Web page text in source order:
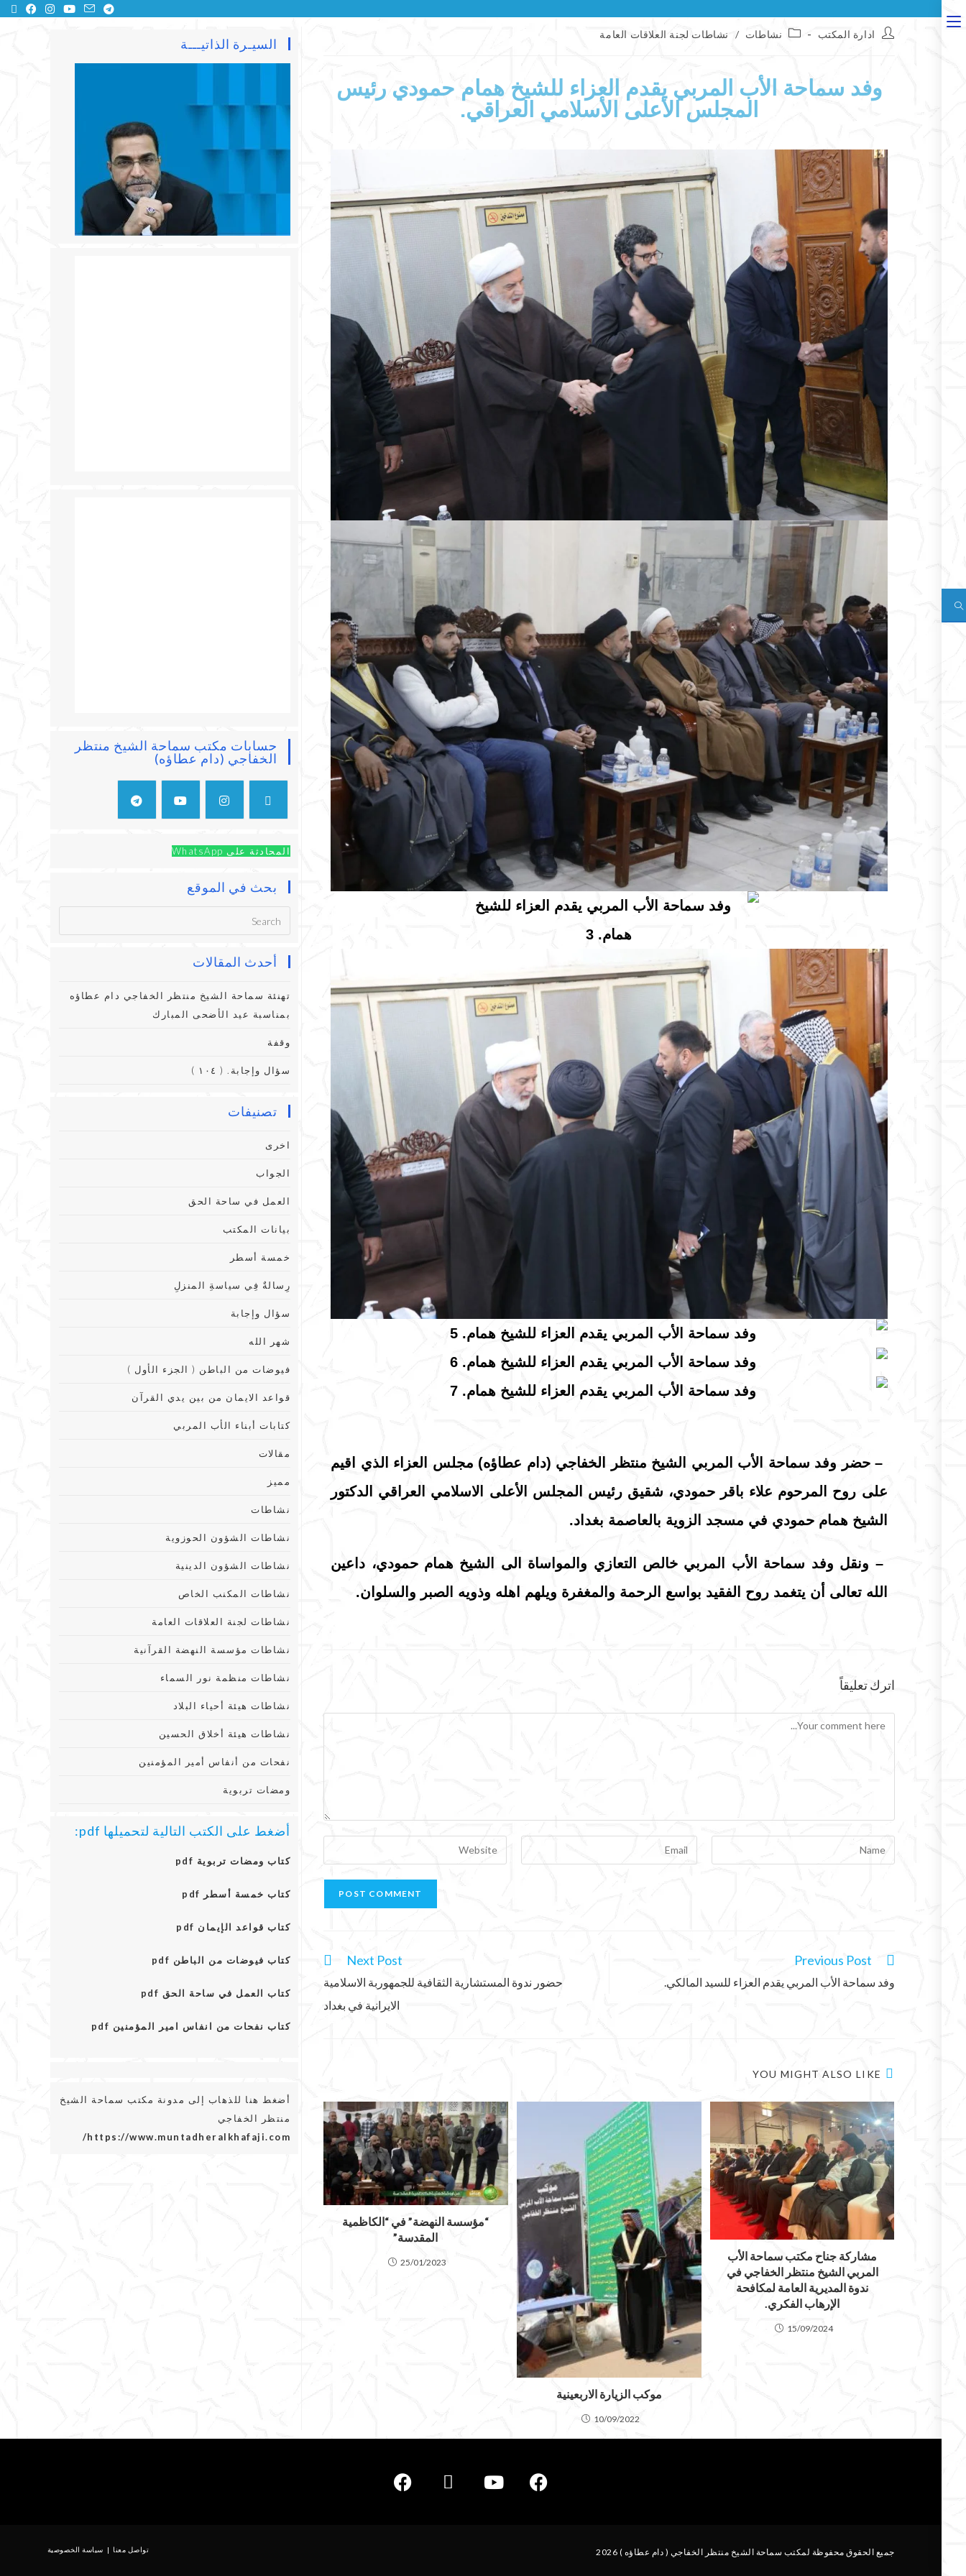
ادارة المكتب نشاطات / نشاطات لجنة العلاقات العامة
وفد سماحة الأب المربي يقدم العزاء للشيخ همام حمودي رئيس
المجلس الأعلى الأسلامي العراقي.
– حضر وفد سماحة الأب المربي الشيخ منتظر الخفاجي (دام عطاؤه) مجلس العزاء الذي اقيم
على روح المرحوم علاء باقر حمودي، شقيق رئيس المجلس الأعلى الاسلامي العراقي الدكتور
الشيخ همام حمودي في مسجد الزوية بالعاصمة بغداد.
– ونقل وفد سماحة الأب المربي خالص التعازي والمواساة الى الشيخ همام حمودي، داعين
الله تعالى أن يتغمد روح الفقيد بواسع الرحمة والمغفرة ويلهم اهله وذويه الصبر والسلوان.
اترك تعليقاً
Previous Post
وفد سماحة الأب المربي يقدم العزاء للسيد المالكي.
Next Post
حضور ندوة المستشارية الثقافية للجمهوربة الاسلامية
الايرانية في بغداد
YOU MIGHT ALSO LIKE
“مؤسسة النهضة” في “الكاظمية
المقدسة”
25/01/2023
موكب الزيارة الاربعينية
10/09/2022
مشاركة جناح مكتب سماحة الأب
المربي الشيخ منتظر الخفاجي في
ندوة المديرية العامة لمكافحة
الإرهاب الفكري.
15/09/2024
السيـرة الذاتيـــة
حسابات مكتب سماحة الشيخ منتظر
الخفاجي (دام عطاؤه)
المحادثة على WhatsApp
بحث في الموقع
أحدث المقالات
تهنئة سماحة الشيخ منتظر الخفاجي دام عطاؤه
بمناسبة عيد الأضحى المبارك
وقفة
سؤال وإجابة. ( ١٠٤ )
تصنيفات
اخرى
الجواب
العمل في ساحة الحق
بيانات المكتب
خمسة أسطر
رِسالةٌ فِي سياسةِ المنزلِ
سؤال وإجابة
شهر الله
فيوضات من الباطن ( الجزء الأول )
قواعد الايمان من بين يدي القرآن
كتابات أبناء الأب المربي
مقالات
مميز
نشاطات
نشاطات الشؤون الحوزوية
نشاطات الشؤون الدينية
نشاطات المكنب الخاص
نشاطات لجنة العلاقات العامة
نشاطات مؤسسة النهضة القرآنية
نشاطات منظمة نور السماء
نشاطات هيئة أحياء البلاد
نشاطات هيئة أخلاق الحسين
نفحات من أنفاس أمير المؤمنين
ومضات تربوية
أضغط على الكتب التالية لتحميلها pdf:
كتاب ومضات تربوية pdf
كتاب خمسة أسطر pdf
كتاب قواعد الإيمان pdf
كتاب فيوضات من الباطن pdf
كتاب العمل في ساحة الحق pdf
كتاب نفحات من انفاس امير المؤمنين pdf
أضغط هنا للذهاب إلى مدونة مكتب سماحة الشيخ
منتظر الخفاجي
https://www.muntadheralkhafaji.com/
تواصل معنا سياسة الخصوصية جميع الحقوق محفوظة لمكتب سماحة الشيخ منتظر الخفاجي ( دام عطاؤه ) 2026